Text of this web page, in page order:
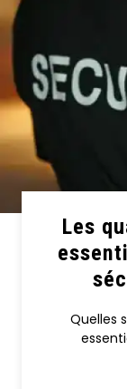
Les
Quelles